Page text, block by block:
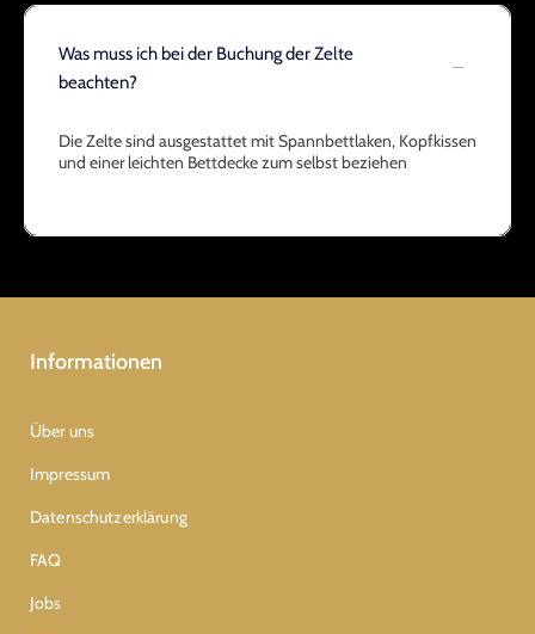
Was muss ich bei der Buchung der Zelte
beachten?
Die Zelte sind ausgestattet mit Spannbettlaken, Kopfkissen
und einer leichten Bettdecke zum selbst beziehen
Informationen
Über uns
Impressum
Datenschutzerklärung
FAQ
Jobs